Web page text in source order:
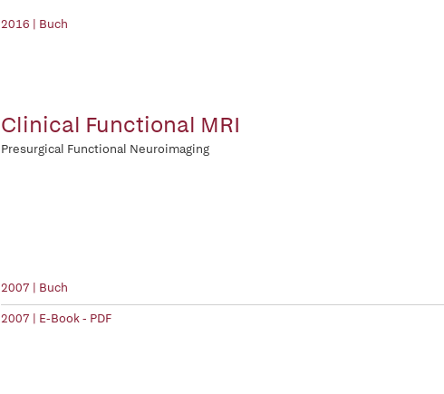
2016 | Buch
Clinical Functional MRI
Presurgical Functional Neuroimaging
2007 | Buch
2007 | E-Book - PDF